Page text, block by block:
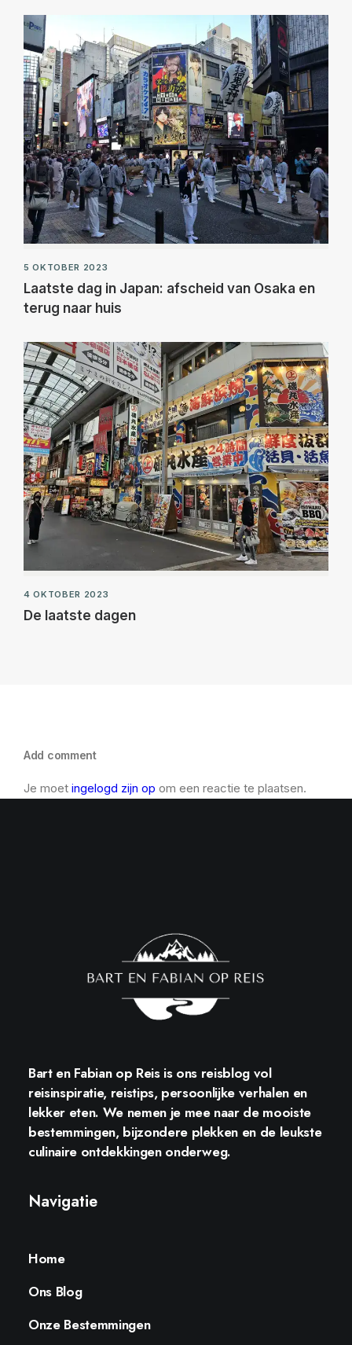
5 OKTOBER 2023
Laatste dag in Japan: afscheid van Osaka en
terug naar huis
4 OKTOBER 2023
De laatste dagen
Add comment
Je moet ingelogd zijn op om een reactie te plaatsen.
Bart en Fabian op Reisis ons reisblog vol
reisinspiratie, reistips, persoonlijke verhalen en
lekker eten. We nemen je mee naar de mooiste
bestemmingen, bijzondere plekken en de leukste
culinaire ontdekkingen onderweg.
Navigatie
Home
Ons Blog
Onze Bestemmingen